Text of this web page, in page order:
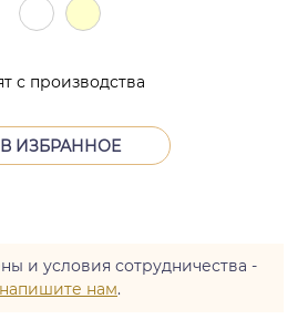
В ИЗБРАННОЕ
с производства
и условия сотрудничества -
напишите нам.